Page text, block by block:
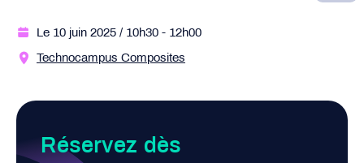
Le 10 juin 2025 / 10h30 - 12h00
Technocampus Composites
Réservez dès